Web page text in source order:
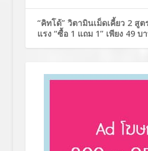
“คิทโด้” วิตามินเม็ดเคี้ยว 2 สูต
แรง “ซื้อ 1 แถม 1” เพียง 49 บ